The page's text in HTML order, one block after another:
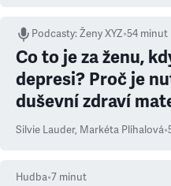
Podcasty:Ženy XYZ•54 minut
Co to je za ženu,
depresi? Proč je
duševní zdraví
Silvie Lauder, Markéta Plíhalová•
Hudba•7 minut